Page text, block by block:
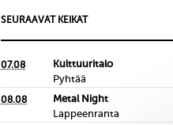
SEURAAVAT KEIKAT
07.08
Kulttuuritalo
Pyhtää
08.08
Metal Night
Lappeenranta